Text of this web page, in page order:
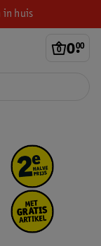
in huis
0.
00